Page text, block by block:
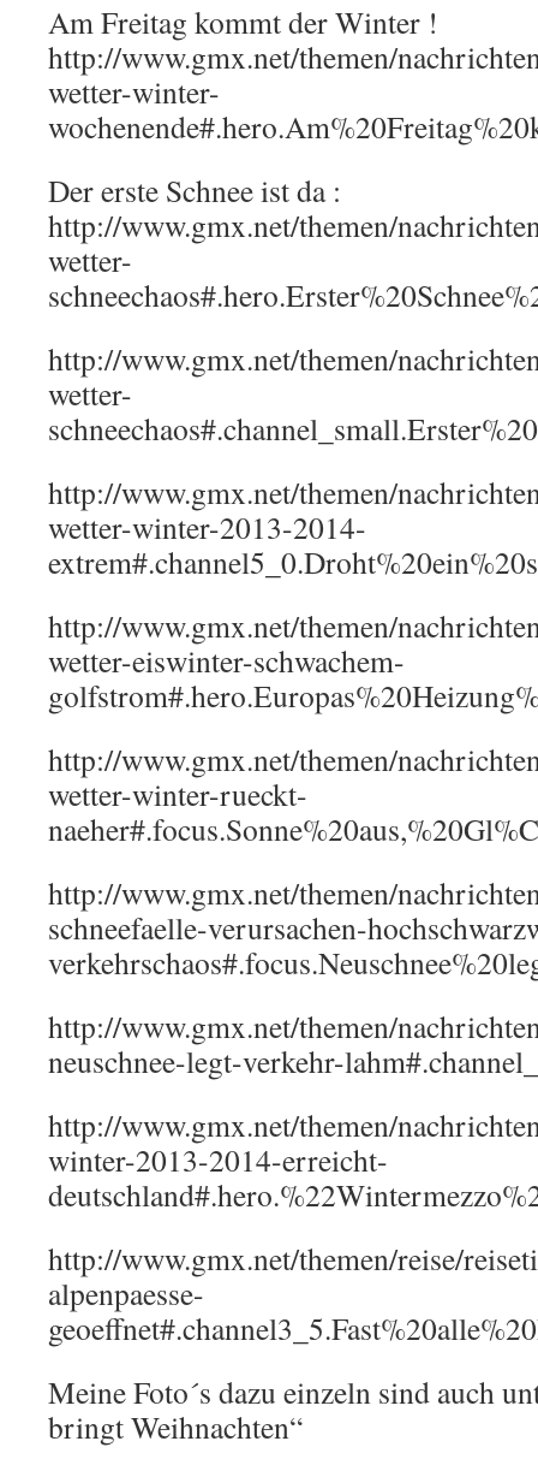
Am Freitag kommt der Winter !
http://www.gmx.net/themen/
wetter-winter-
Der erste Schnee ist da :
http://www.gmx.net/themen/
wetter-
http://www.gmx.net/themen/
wetter-
http://www.gmx.net/themen/
wetter-winter-2013-2014-
http://www.gmx.net/themen/
wetter-eiswinter-schwachem-
http://www.gmx.net/themen/
wetter-winter-rueckt-
http://www.gmx.net/themen/
schneefaelle-verursachen-
http://www.gmx.net/themen/
neuschnee-legt-verkehr-
http://www.gmx.net/themen/
winter-2013-2014-erreicht-
http://www.gmx.net/themen/reise/
alpenpaesse-
Meine Foto´s dazu einzeln sind auch
bringt Weihnachten“